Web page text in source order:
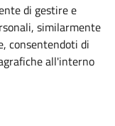
di gestire e
similarmente
consentendoti di
all'interno